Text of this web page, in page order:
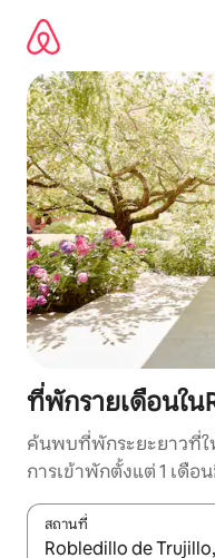
เนื้อหา
ที่พักรายเดือนใน
ค้นพบที่พักระยะยาวที่ใ
การเข้าพักตั้งแต่ 1 เดือ
สถานที่
ใช้ลูกศรขึ้นลง หรือใช้กา